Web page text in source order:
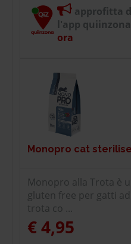
approfitta
l'app quiinzona
ora
Monopro cat
Monopro alla Trota è
gluten free per gatti
trota co ...
€ 4,95